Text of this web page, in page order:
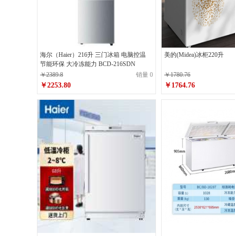
海尔（Haier）216升 三门冰箱 电脑控温
节能环保 大冷冻能力 BCD-216SDN
￥2389.8
销量 0
￥2253.80
美的(Midea)冰柜220升
￥1780.76
￥1764.76